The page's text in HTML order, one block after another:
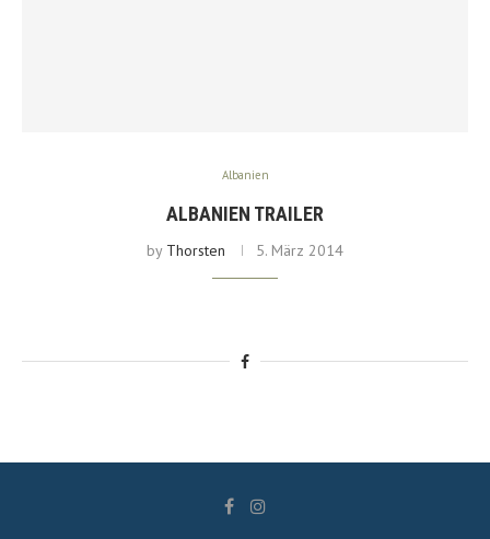
Albanien
ALBANIEN TRAILER
by Thorsten 5. März 2014